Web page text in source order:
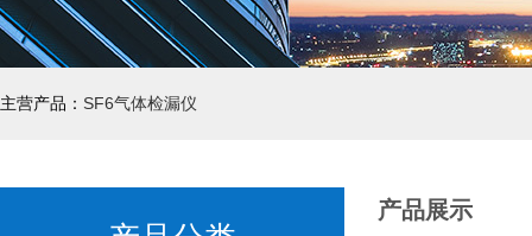
主营产品： SF6气体检漏仪
产品展示